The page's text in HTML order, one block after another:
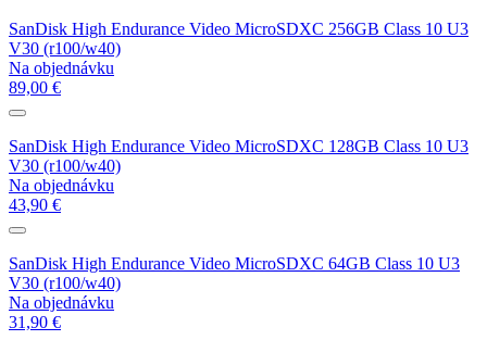
SanDisk High Endurance Video MicroSDXC 256GB Class 10 U3
V30 (r100/w40)
Na objednávku
89,00 €
SanDisk High Endurance Video MicroSDXC 128GB Class 10 U3
V30 (r100/w40)
Na objednávku
43,90 €
SanDisk High Endurance Video MicroSDXC 64GB Class 10 U3
V30 (r100/w40)
Na objednávku
31,90 €